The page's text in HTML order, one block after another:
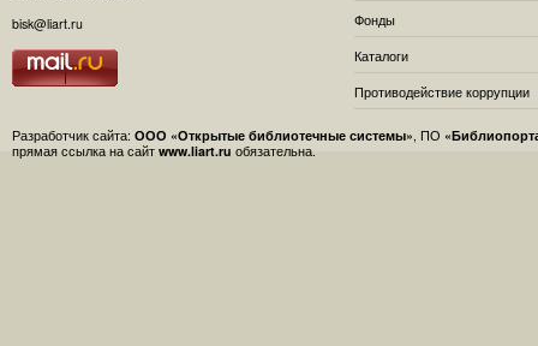
bisk@liart.ru
Фонды
Каталоги
Противодействие коррупции
Разработчик сайта: ООО «Открытые библиотечные системы» , ПО
прямая ссылка на сайт www.liart.ru обязательна.